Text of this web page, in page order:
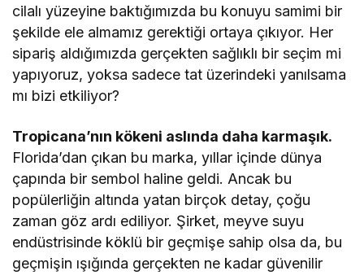
cilalı yüzeyine baktığımızda bu konuyu samimi bir
şekilde ele almamız gerektiği ortaya çıkıyor. Her
sipariş aldığımızda gerçekten sağlıklı bir seçim mi
yapıyoruz, yoksa sadece tat üzerindeki yanılsama
mı bizi etkiliyor?
Tropicana’nın kökeni aslında daha karmaşık.
Florida’dan çıkan bu marka, yıllar içinde dünya
çapında bir sembol haline geldi. Ancak bu
popülerliğin altında yatan birçok detay, çoğu
zaman göz ardı ediliyor. Şirket, meyve suyu
endüstrisinde köklü bir geçmişe sahip olsa da, bu
geçmişin ışığında gerçekten ne kadar güvenilir